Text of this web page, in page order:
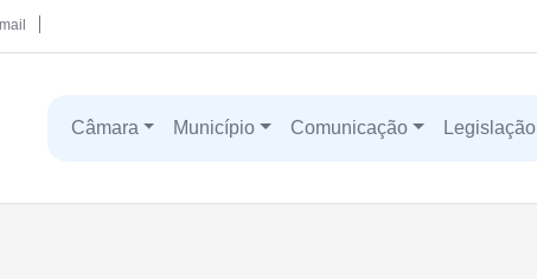
Câmara Município Comunicação Legislação